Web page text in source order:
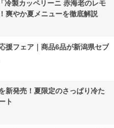
冷製カッペリーニ 赤海老のレモ
爽やか夏メニューを徹底解説
援フェア｜商品6品が新潟県セブ
新発売！夏限定のさっぱり冷た
ト